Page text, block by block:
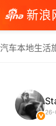
新浪
汽车本地生活